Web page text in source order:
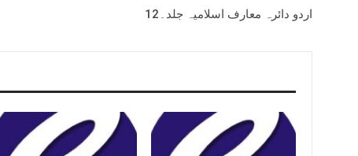
اردو دائرہ معارف اسلامیہ جلد۔12